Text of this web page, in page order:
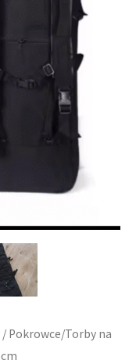
/ Pokrowce/Torby na